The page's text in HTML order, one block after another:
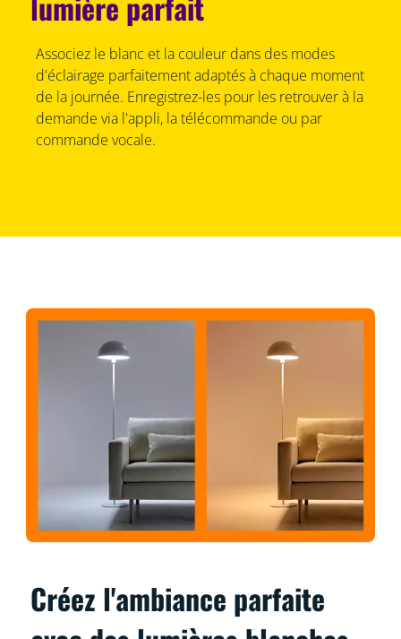
Associez le blanc et la couleur dans des modes
d'éclairage parfaitement adaptés à chaque moment
de la journée. Enregistrez-les pour les retrouver à la
demande via l'appli, la télécommande ou par
commande vocale.
Créez l'ambiance parfaite